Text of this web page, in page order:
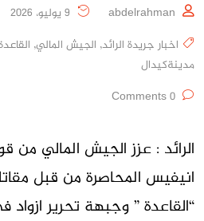
abdelrahman
اخبار جريدة الرائد, الجيش المالي,
مدينةكيدال
الرائد : عزز الجيش المالي من
انيفيس المحاصرة من قبل
“القاعدة ” وجبهة تحرير